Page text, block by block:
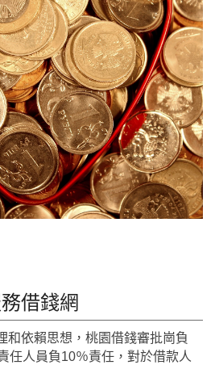
借錢網
和依賴思想，桃園借錢審批崗負
任人員負10％責任，對於借款人